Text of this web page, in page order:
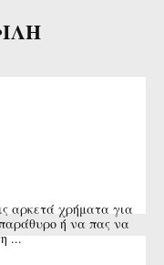
αρκετά χρήματα για
παράθυρο ή να πας να
...